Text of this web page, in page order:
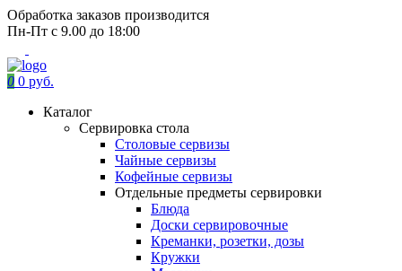
Обработка заказов производится
Пн-Пт с 9.00 до 18:00
0 0 руб.
Каталог
Сервировка стола
Столовые сервизы
Чайные сервизы
Кофейные сервизы
Отдельные предметы сервировки
Блюда
Доски сервировочные
Креманки, розетки, дозы
Кружки